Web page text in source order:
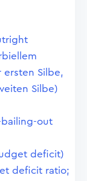
ersten Silbe,
Silbe)
out
deficit)
deficit ratio;